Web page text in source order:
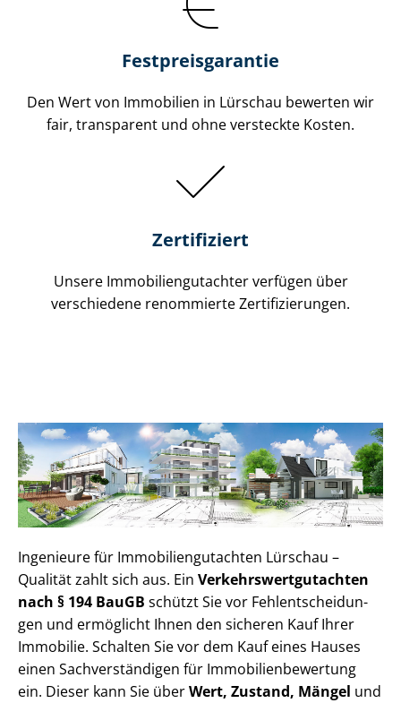
Festpreis​garantie
Den Wert von Immobilien in Lürschau bewerten wir
fair, transparent und ohne versteckte Kosten.
Zertifiziert
Unsere Immobilien­gutachter verfügen über
verschiedene renommierte Zer­ti­fi­zie­run­gen.
Ingenieure für Im­mo­bi­li­en­gut­ach­ten Lürschau –
Qualität zahlt sich aus. Ein Ver­kehrs­wert­gut­ach­ten
nach § 194 BauGB schützt Sie vor Fehl­ent­schei­dun­
gen und ermöglicht Ihnen den sicheren Kauf Ihrer
Immobilie. Schalten Sie vor dem Kauf eines Hauses
einen Sach­ver­stän­di­gen für Im­mo­bi­li­en­be­wer­tung
ein. Dieser kann Sie überWert, Zustand, Mängel und